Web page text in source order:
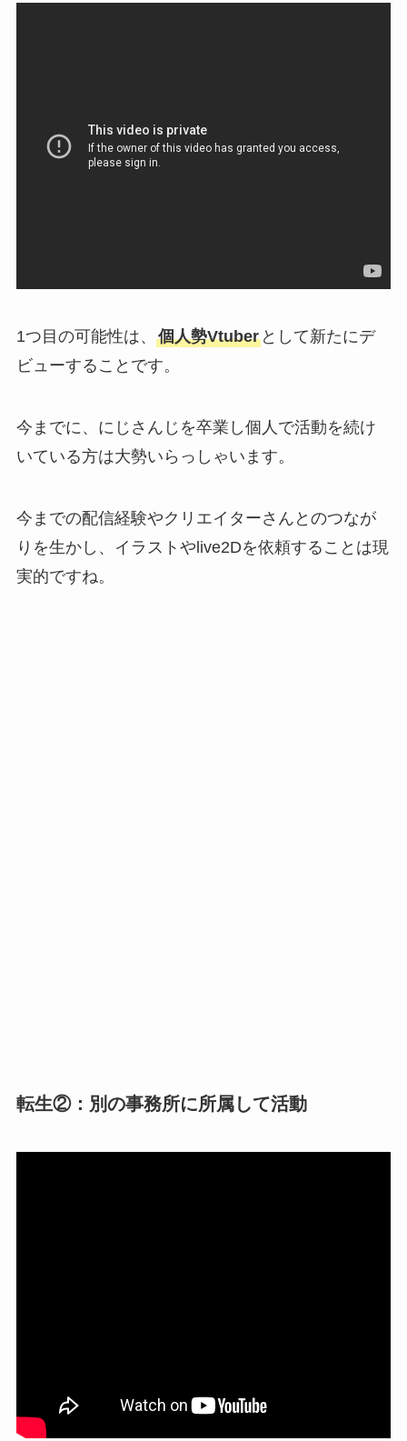
1つ目の可能性は、 個人勢Vtuberとして新たにデ
ビューすることです。
今までに、にじさんじを卒業し個人で活動を続け
いている方は大勢いらっしゃいます。
今までの配信経験やクリエイターさんとのつなが
りを生かし、イラストやlive2Dを依頼することは現
実的ですね。
転生②：別の事務所に所属して活動